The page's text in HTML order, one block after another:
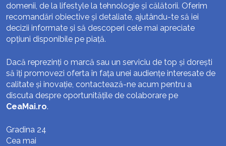
domenii, de la lifestyle la tehnologie și călătorii. Oferim
recomandări obiective și detaliate, ajutându-te să iei
decizii informate și să descoperi cele mai apreciate
opțiuni disponibile pe piață.
Dacă reprezinți o marcă sau un serviciu de top și dorești
să îți promovezi oferta în fața unei audiențe interesate de
calitate și inovație, contactează-ne acum pentru a
discuta despre oportunitățile de colaborare pe
CeaMai.ro.
Gradina 24
Cea mai